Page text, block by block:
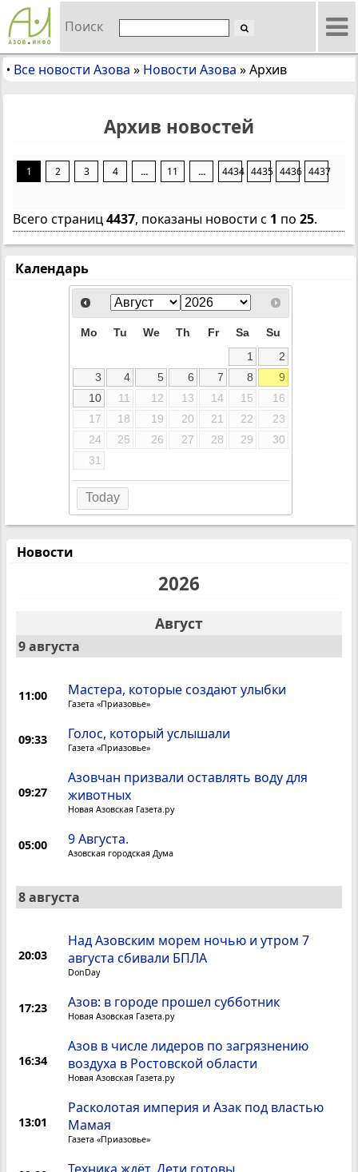
Поиск
• Все новости Азова » Новости Азова »Архив
Архив новостей
1 2 3 4 ... 11 ... 4434 4435 4436 4437
Всего страниц4437, показаны новости с 1 по 25.
Новости
2026
Август
9 августа
11:00 Мастера, которые создают улыбки
Газета «Приазовье»
09:33 Голос, который услышали
Газета «Приазовье»
09:27
Азовчан призвали оставлять воду для
животных
Новая Азовская Газета.ру
05:00 9 Августа.
Азовская городская Дума
8 августа
20:03
Над Азовским морем ночью и утром 7
августа сбивали БПЛА
DonDay
17:23 Азов: в городе прошел субботник
Новая Азовская Газета.ру
16:34
Азов в числе лидеров по загрязнению
воздуха в Ростовской области
Новая Азовская Газета.ру
13:01
Расколотая империя и Азак под властью
Мамая
Газета «Приазовье»
Календарь
Mo Tu We Th Fr Sa
Su
1
2
3
4 5 6 7 8
9
10
11 12 13 14 15
16
17
18 19 20 21 22
23
24
25 26 27 28 29
30
31
Today